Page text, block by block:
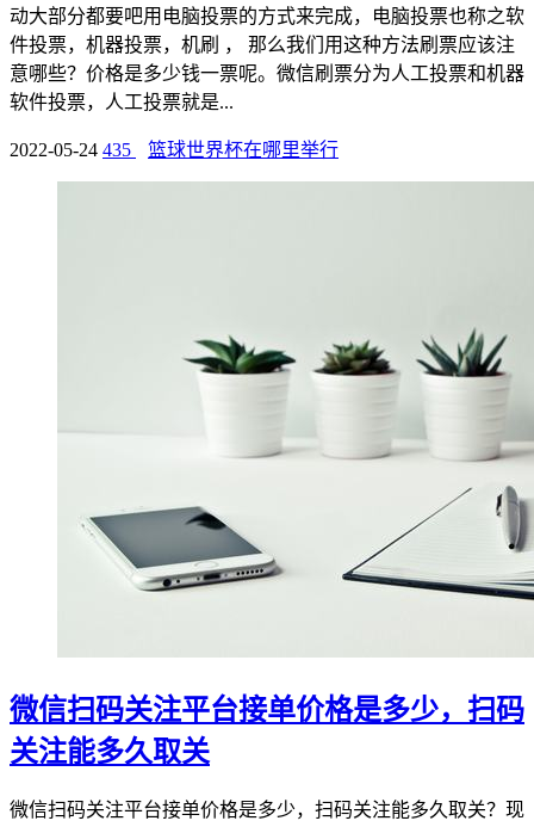
动大部分都要吧用电脑投票的方式来完成，电脑投票也称之软
件投票，机器投票，机刷 ， 那么我们用这种方法刷票应该注
意哪些？价格是多少钱一票呢。微信刷票分为人工投票和机器
软件投票，人工投票就是...
2022-05-24 435 篮球世界杯在哪里举行
微信扫码关注平台接单价格是多少，扫码
关注能多久取关
微信扫码关注平台接单价格是多少，扫码关注能多久取关？现